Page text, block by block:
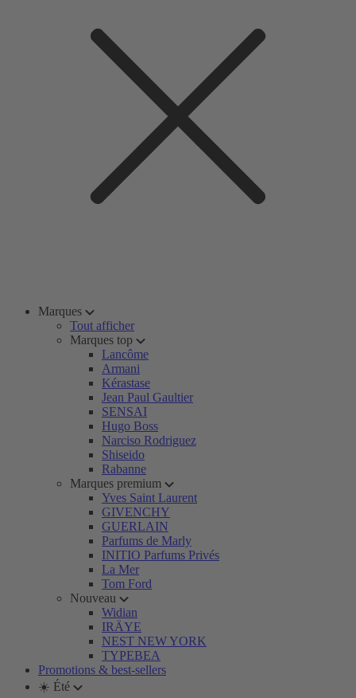
Marques
Tout afficher
Marques top
Lancôme
Armani
Kérastase
Jean Paul Gaultier
SENSAI
Hugo Boss
Narciso Rodriguez
Shiseido
Rabanne
Marques premium
Yves Saint Laurent
GIVENCHY
GUERLAIN
Parfums de Marly
INITIO Parfums Privés
La Mer
Tom Ford
Nouveau
Widian
IRÄYE
NEST NEW YORK
TYPEBEA
Promotions & best-sellers
☀️ Été